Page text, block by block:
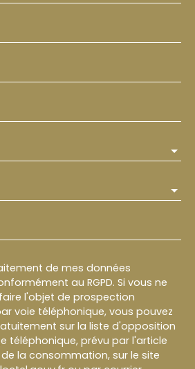
de mes données
au RGPD. Si vous ne
l'objet de prospection
voie téléphonique, vous pouvez
sur la liste d'opposition
téléphonique, prévu par l'article
de la consommation, sur le site